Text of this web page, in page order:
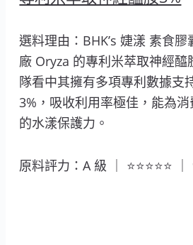
選料理由：BHK’s 婕漾 素食
廠 Oryza 的專利米萃取神經醯
隊看中其擁有多項專利數據支
3%，吸收利用率極佳，能為
的水漾保護力。
原料評力：A 級 ｜ ⭐⭐⭐⭐⭐